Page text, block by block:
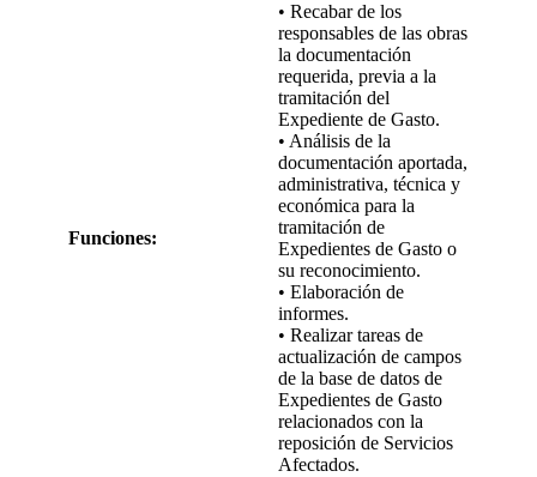
Funciones:
• Recabar de los
responsables de las obras
la documentación
requerida, previa a la
tramitación del
Expediente de Gasto.
• Análisis de la
documentación aportada,
administrativa, técnica y
económica para la
tramitación de
Expedientes de Gasto o
su reconocimiento.
• Elaboración de
informes.
• Realizar tareas de
actualización de campos
de la base de datos de
Expedientes de Gasto
relacionados con la
reposición de Servicios
Afectados.